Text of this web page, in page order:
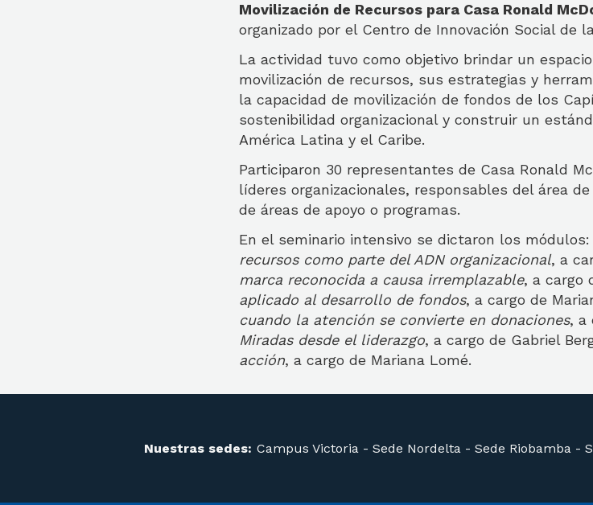
Movilización de Recursos para Casa Ronald
organizado por el Centro de Innovación Social de
La actividad tuvo como objetivo brindar un
movilización de recursos, sus estrategias y
la capacidad de movilización de fondos de los
sostenibilidad organizacional y construir un
América Latina y el Caribe.
Participaron 30 representantes de Casa Ronald
líderes organizacionales, responsables del área
de áreas de apoyo o programas.
En el seminario intensivo se dictaron los módulos:
recursos como parte del ADN organizacional, a
marca reconocida a causa irremplazable, a cargo
aplicado al desarrollo de fondos, a cargo de
cuando la atención se convierte en donaciones, a
Miradas desde el liderazgo, a cargo de Gabriel
acción, a cargo de Mariana Lomé.
Nuestras sedes: Campus Victoria - Sede Nordelta - Sede Riobamba -